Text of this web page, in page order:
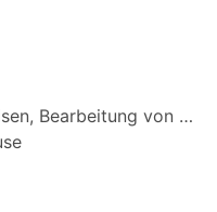
von Materialien